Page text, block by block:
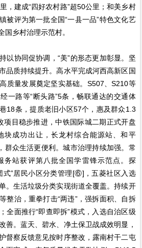
，建成“四好农村路”超50公里；和美乡村
被评为第一批全国“一县一品”特色文化艺
国乡村治理示范村。
以协同促协调，“美”的形态更加彰显。坚
品质持续提升。高水平完成河西高新区国
质量发展奠定坚实基础。S507、S210等
一路等“断头路”5条，畅联通达的交通体
18条，提质老旧小区57个，惠及群众1.3
项目稳步推进，中铁国际城二期正式开盘
块成功出让，长龙村综合能源站、和平
群众生活更便利。城市治理持续加强。常
务站获评第八批全国学雷锋示范点。探
式”居民小区分类管理[⑥]，五菱社区入选
。生活垃圾分类实现街道全覆盖。持续开
整治，重拳打击“两违”，强拆面积、自拆
全面推行“即查即拆”模式，入选自治区级
善。蓝天、碧水、净土保卫战成效明显，
督察反馈意见按时序整改，露南村干二屯